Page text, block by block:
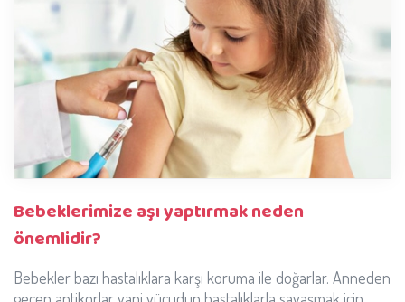
Bebeklerimize aşı yaptırmak neden
önemlidir?
Bebekler bazı hastalıklara karşı koruma ile doğarlar. Anneden